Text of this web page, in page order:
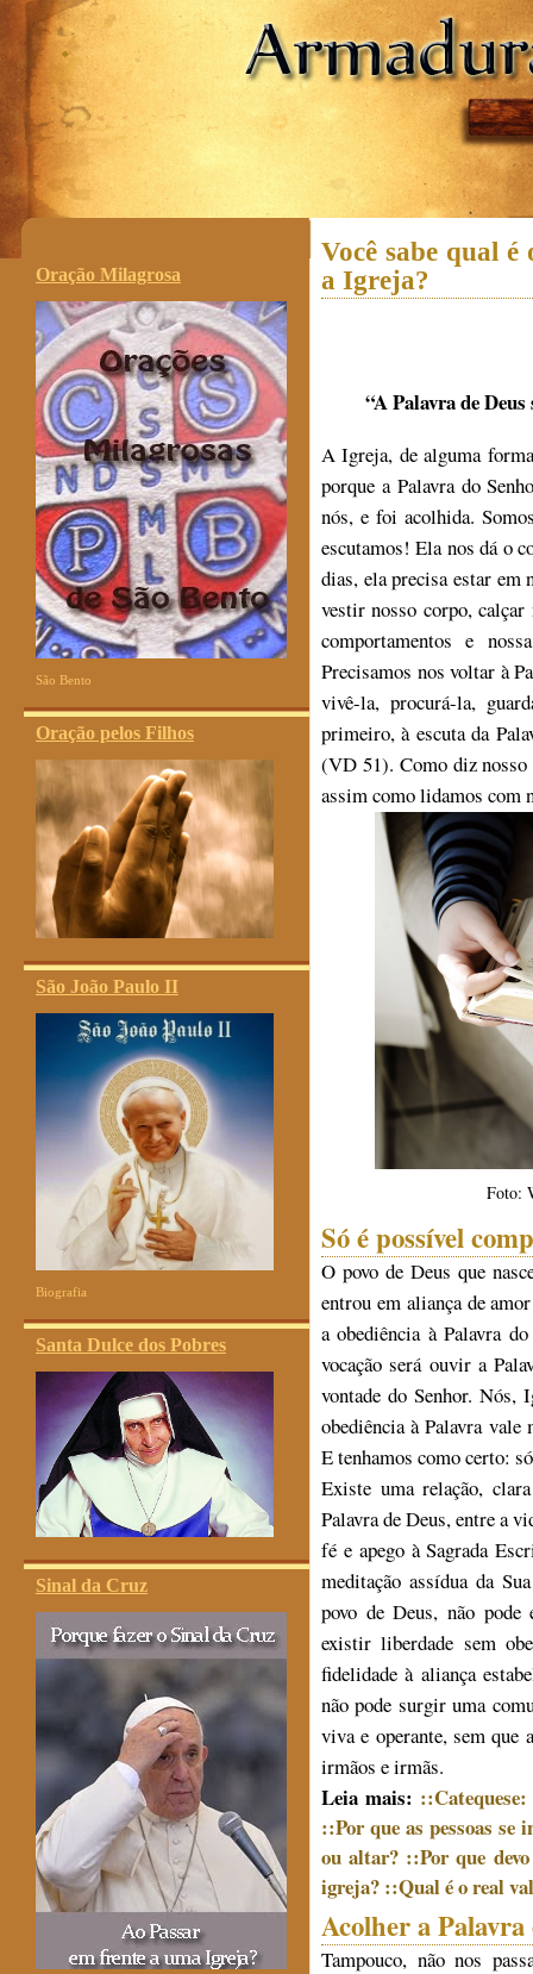
.
Oração Milagrosa
São Bento
Oração pelos Filhos
São João Paulo II
Biografia
Santa Dulce dos Pobres
Sinal da Cruz
Você sabe qual
a Igreja?
“A Palavra de
A Igreja, de alguma
porque a Palavra do
nós, e foi acolhida.
escutamos! Ela nos dá o
dias, ela precisa estar em
vestir nosso corpo,
comportamentos e
Precisamos nos voltar à
vivê-la, procurá-la,
primeiro, à escuta da
(VD 51). Como diz nosso
assim como lidamos com
Foto:
Só é possível
O povo de Deus que
entrou em aliança de
a obediência à Palavra
vocação será ouvir a
vontade do Senhor. Nós,
obediência à Palavra
E tenhamos como certo:
Existe uma relação,
Palavra de Deus, entre a
fé e apego à Sagrada
meditação assídua da
povo de Deus, não
existir liberdade sem
fidelidade à aliança
não pode surgir uma
viva e operante, sem que
irmãos e irmãs.
Leia mais:
::Por que as pessoas se
ou altar? ::Por que
igreja? ::Qual é o real
Acolher a
Tampouco, não nos